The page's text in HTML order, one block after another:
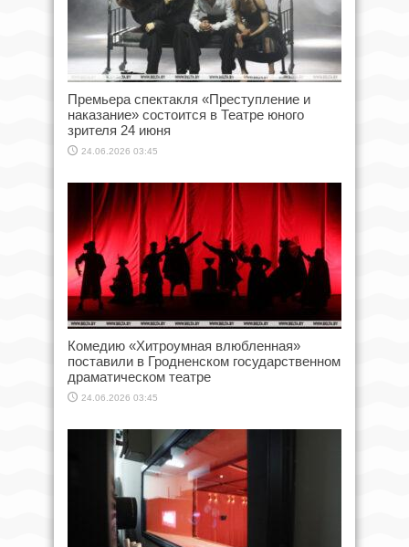
Премьера спектакля «Преступление и
наказание» состоится в Театре юного
зрителя 24 июня
24.06.2026 03:45
Комедию «Хитроумная влюбленная»
поставили в Гродненском государственном
драматическом театре
24.06.2026 03:45